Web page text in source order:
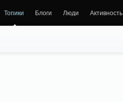
Топики Блоги Люди Активность